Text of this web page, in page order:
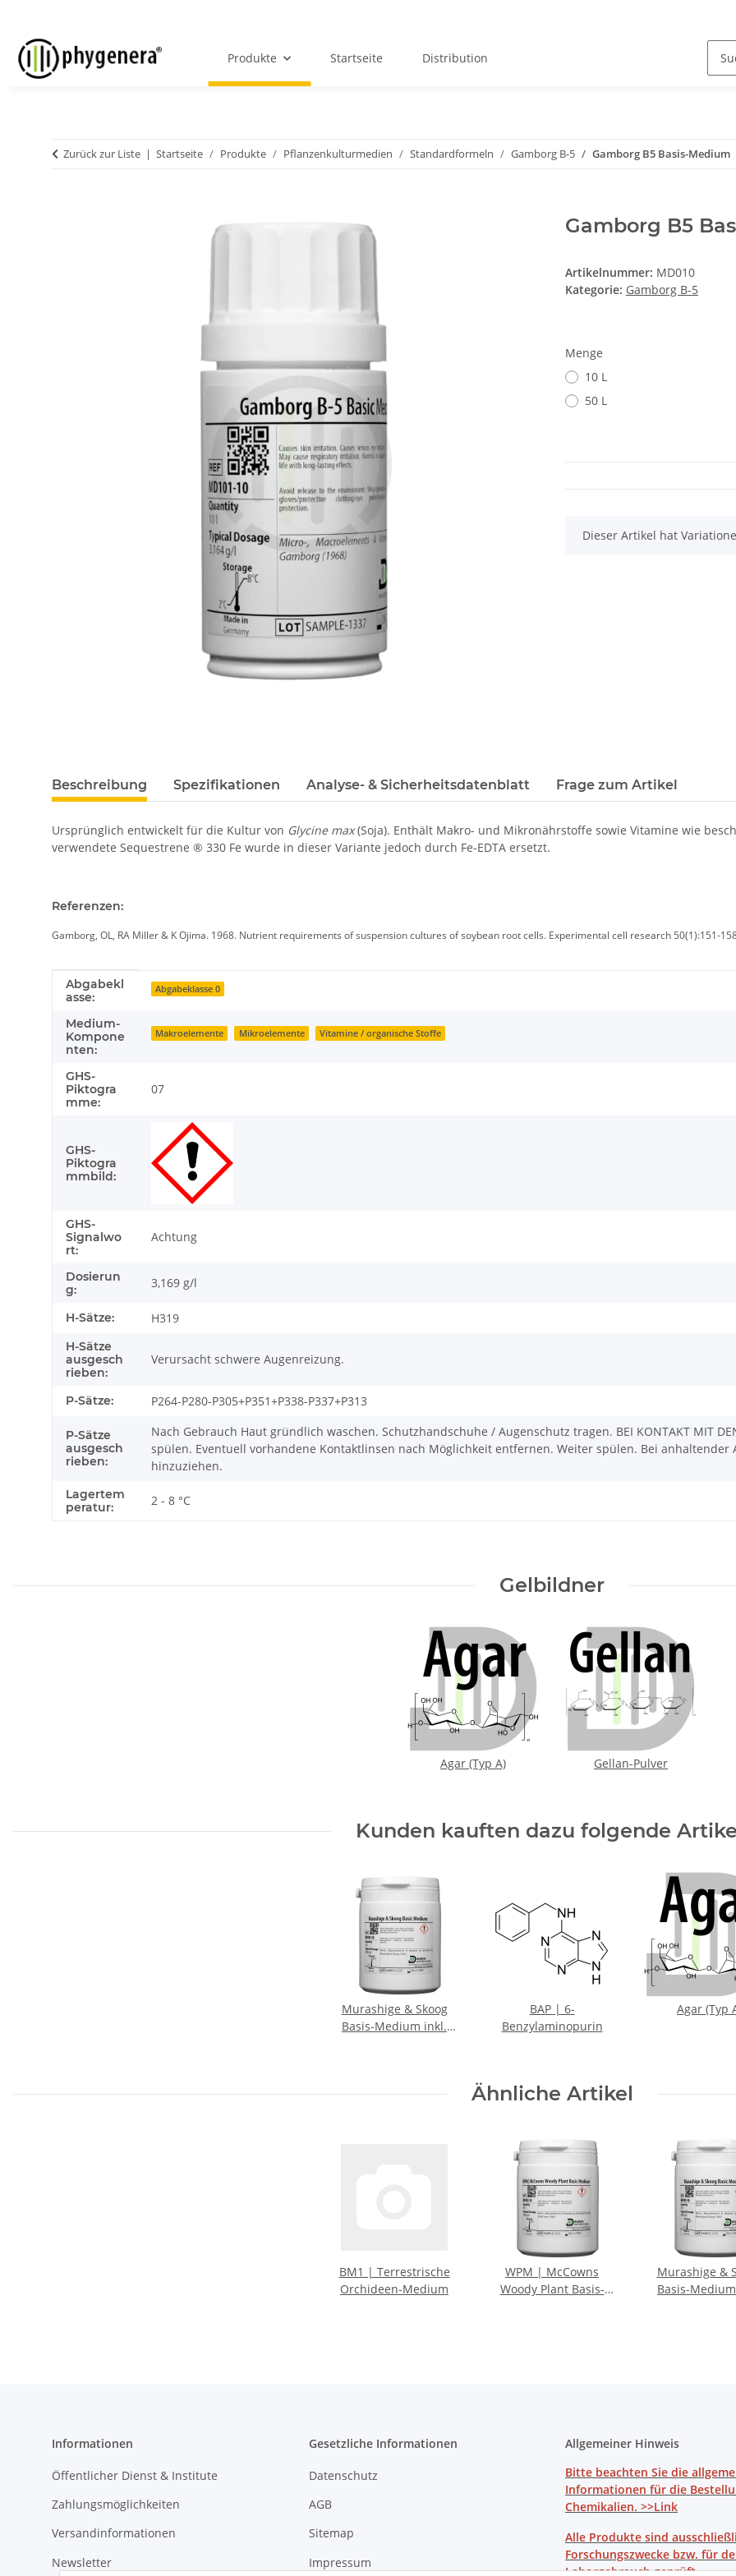
Produkte Startseite Distribution
Zurück zur Liste Startseite Produkte Pflanzenkulturmedien Standardformeln Gamborg B-5 Gamborg B5 Basis-Medium
Gamborg B5
Artikelnummer: MD010
Kategorie: Gamborg B-5
Menge
10 L
50 L
x
Dieser Artikel hat
Beschreibung Spezifikationen Analyse- & Sicherheitsdatenblatt Frage zum Artikel
Ursprünglich entwickelt für die Kultur von Glycine max(Soja). Enthält Makro- und Mikronährstoffe sowie Vitamine wie
verwendete Sequestrene ® 330 Fe wurde in dieser Variante jedoch durch Fe-EDTA ersetzt.
Referenzen:
Gamborg, OL, RA Miller & K Ojima. 1968. Nutrient requirements of suspension cultures of soybean root cells. Experimental cell research 50(1):151-
Produkteigenschaft
Wert
Abgabekl
asse:
Abgabeklasse 0
Medium-
Kompone
nten:
Makroelemente Mikroelemente Vitamine / organische Stoffe
GHS-
Piktogra
mme:
07
GHS-
Piktogra
mmbild:
GHS-
Signalwo
rt:
Achtung
Dosierun
g:
3,169 g/l
H-Sätze: H319
H-Sätze
ausgesch
rieben:
Verursacht schwere Augenreizung.
P-Sätze: P264-P280-P305+P351+P338-P337+P313
P-Sätze
ausgesch
rieben:
Nach Gebrauch Haut gründlich waschen. Schutzhandschuhe / Augenschutz tragen. BEI KONTAKT MIT
spülen. Eventuell vorhandene Kontaktlinsen nach Möglichkeit entfernen. Weiter spülen. Bei
hinzuziehen.
Lagertem
peratur:
2 - 8 °C
Gelbildner
Agar (Typ A) Gellan-Pulver
Kunden kauften dazu folgende
Murashige & Skoog
Basis-Medium inkl.
BAP | 6-
Benzylaminopurin
Agar (Typ
Ähnliche Artikel
BM1 | Terrestrische
Orchideen-Medium
WPM | McCowns
Woody Plant Basis-
Murashige &
Basis-
Informationen
Öffentlicher Dienst & Institute
Zahlungsmöglichkeiten
Versandinformationen
Newsletter
Gesetzliche Informationen
Datenschutz
AGB
Sitemap
Impressum
Allgemeiner Hinweis
Bitte beachten Sie die
Informationen für die
Chemikalien. >>Link
Alle Produkte sind
Forschungszwecke bzw. für
Laborgebrauch geprüft.